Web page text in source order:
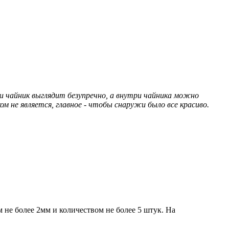
выглядит безупречно, а внутри чайника можно
не является, главное - чтобы снаружи было все красиво.
более 2мм и количеством не более 5 штук. На